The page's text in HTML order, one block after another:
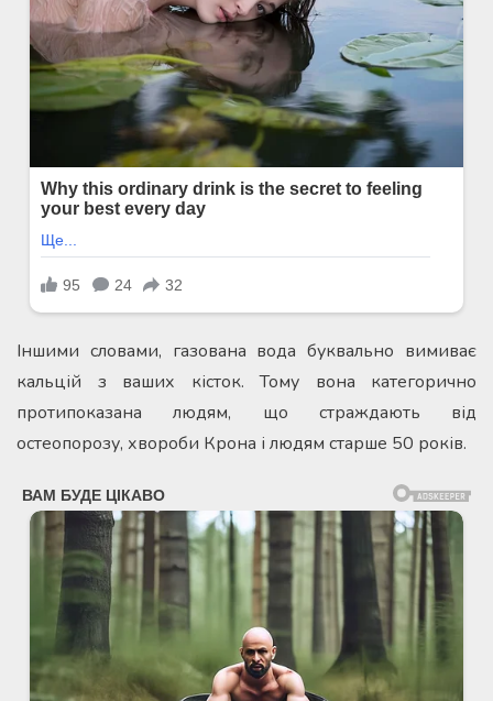
Іншими словами, газована вода буквально вимиває
кальцій з ваших кісток. Тому вона категорично
протипоказана людям, що страждають від
остеопорозу, хвороби Крона і людям старше 50 років.